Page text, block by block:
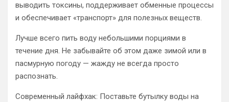
выводить токсины, поддерживает обменные процессы
и обеспечивает «транспорт» для полезных веществ.
Лучше всего пить воду небольшими порциями в
течение дня. Не забывайте об этом даже зимой или в
пасмурную погоду — жажду не всегда просто
распознать.
Современный лайфхак: Поставьте бутылку воды на